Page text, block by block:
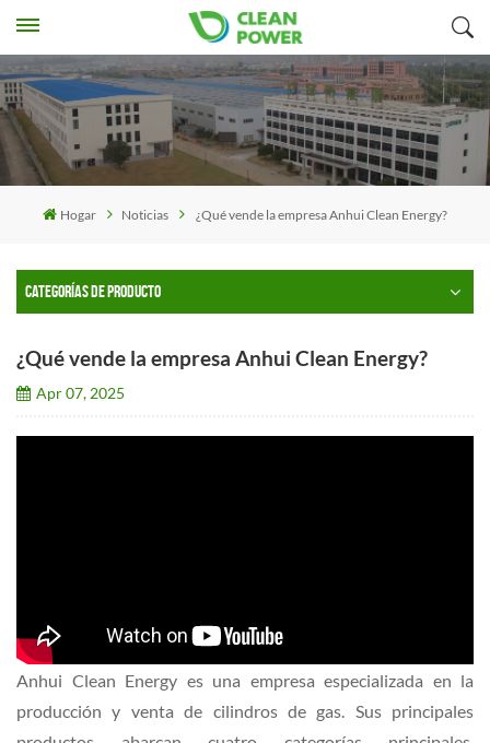
Hogar Noticias ¿Qué vende la empresa Anhui Clean Energy?
CATEGORÍAS DE PRODUCTO
¿Qué vende la empresa Anhui Clean Energy?
Apr 07, 2025
Anhui Clean Energy es una empresa especializada en la
producción y venta de cilindros de gas. Sus principales